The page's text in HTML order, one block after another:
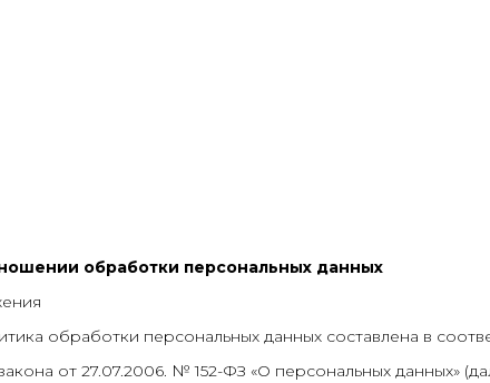
обработки персональных данных
обработки персональных данных составлена в
от 27.07.2006. № 152-ФЗ «О персональных данных»